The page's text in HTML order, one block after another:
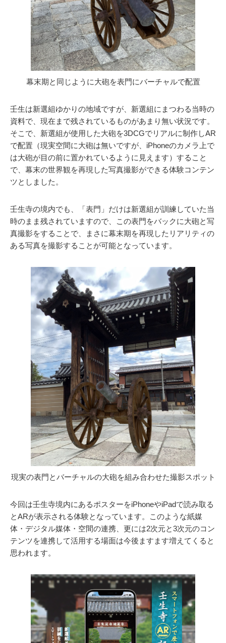
幕末期と同じように大砲を表門にバーチャルで配置
壬生は新選組ゆかりの地域ですが、新選組にまつわる当時の
資料で、現在まで残されているものがあまり無い状況です。
そこで、新選組が使用した大砲を3DCGでリアルに制作しAR
で配置（現実空間に大砲は無いですが、iPhoneのカメラ上で
は大砲が目の前に置かれているように見えます）すること
で、幕末の世界観を再現した写真撮影ができる体験コンテン
ツとしました。
壬生寺の境内でも、「表門」だけは新選組が訓練していた当
時のまま残されていますので、この表門をバックに大砲と写
真撮影をすることで、まさに幕末期を再現したリアリティの
ある写真を撮影することが可能となっています。
現実の表門とバーチャルの大砲を組み合わせた撮影スポット
今回は壬生寺境内にあるポスターをiPhoneやiPadで読み取る
とARが表示される体験となっています。このような紙媒
体・デジタル媒体・空間の連携、更には2次元と3次元のコン
テンツを連携して活用する場面は今後ますます増えてくると
思われます。